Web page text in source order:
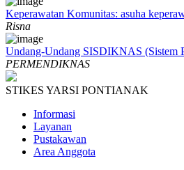
Keperawatan Komunitas: asuha
Risna
Undang-Undang SISDIKNAS (Sistem
PERMENDIKNAS
STIKES YARSI PONTIANAK
Informasi
Layanan
Pustakawan
Area Anggota